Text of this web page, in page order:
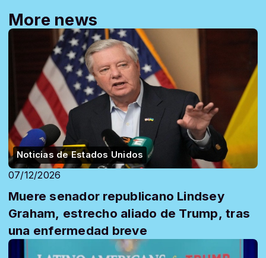
More news
Noticias de Estados Unidos
07/12/2026
Muere senador republicano Lindsey
Graham, estrecho aliado de Trump, tras
una enfermedad breve